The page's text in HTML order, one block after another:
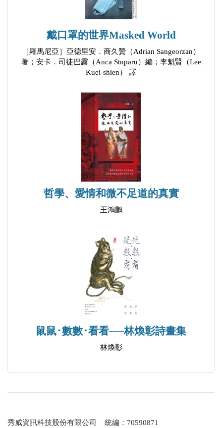
因為我知道你Because I know you
你是誰？Who are you?
回來Returning back
我的手提包My handbag
我不在這裡I am no here
萬事都會好轉Everything is going to be okay
我是詩人I am a poet
沉默Silence
詩人簡介About the Poet
譯者簡介About the Translator
戴口罩的世界Masked World
［羅馬尼亞］亞德里安．商久贊（Adrian Sangeorzan）
著；安卡．司徒巴露（Anca Stuparu）編；李魁賢（Lee
Kuei-shien） 譯
哲學、愛情和微不足道的真實
王鴻鵬
鼠鼠･數數･看看──林煥彰詩畫集
林煥彰
秀威資訊科技股份有限公司 統編：70590871